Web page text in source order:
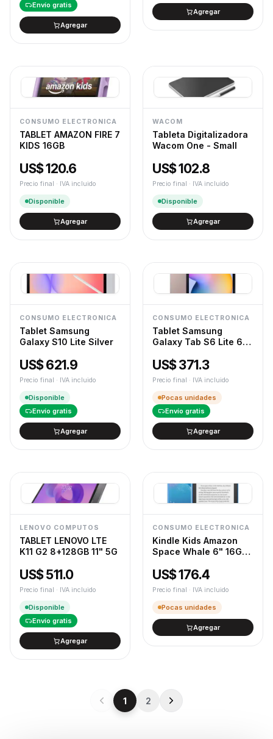
Envío gratis
Agregar
Agregar
CONSUMO ELECTRONICA
TABLET AMAZON FIRE 7
KIDS 16GB
US$ 120.6
Precio final · IVA incluido
Disponible
Agregar
WACOM
Tableta Digitalizadora
Wacom One - Small
US$ 102.8
Precio final · IVA incluido
Disponible
Agregar
CONSUMO ELECTRONICA
Tablet Samsung
Galaxy S10 Lite Silver
US$ 621.9
Precio final · IVA incluido
Disponible
Envío gratis
Agregar
CONSUMO ELECTRONICA
Tablet Samsung
Galaxy Tab S6 Lite 64
P613ZIAXAR
US$ 371.3
Precio final · IVA incluido
Pocas unidades
Envío gratis
Agregar
LENOVO COMPUTOS
TABLET LENOVO LTE
K11 G2 8+128GB 11" 5G
US$ 511.0
Precio final · IVA incluido
Disponible
Envío gratis
Agregar
CONSUMO ELECTRONICA
Kindle Kids Amazon
Space Whale 6" 16GB
US$ 176.4
Precio final · IVA incluido
Pocas unidades
Agregar
1 2